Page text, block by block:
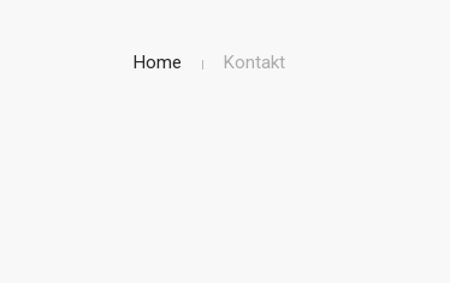
Home Kontakt